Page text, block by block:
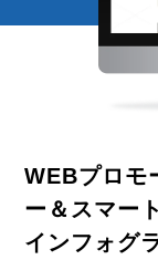
WEBプロモ
ー＆スマー
インフォグ